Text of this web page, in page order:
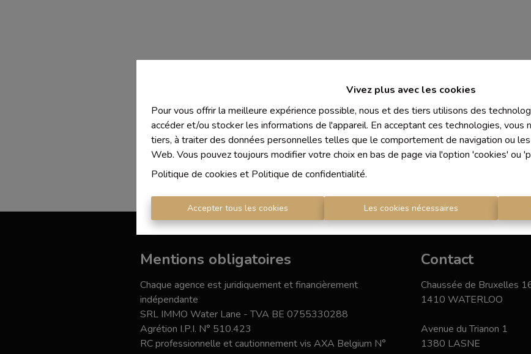
Vivez plus avec les cookies
Pour vous offrir la meilleure expérience possible, nous et des tiers utilisons des
accéder et/ou stocker les informations de l'appareil. En acceptant ces technologies, vous
tiers, à traiter des données personnelles telles que le comportement de navigation ou
Web. Vous pouvez toujours modifier votre choix en bas de page via l'option 'cookies' ou
Politique de cookies et Politique de confidentialité.
Accepter tous les cookies Les cookies nécessaires
Mentions obligatoires
Chaque agence est juridiquement et financièrement
indépendante
SRL IMMO Water Lane - TVA BE 0755330288
Agrétion I.P.I. N° 510.423
RC professionnelle et cautionnement vis AXA Belgium N°
Contact
Chaussée de Bruxelles
1410 WATERLOO
Avenue du Trianon 1
1380 LASNE